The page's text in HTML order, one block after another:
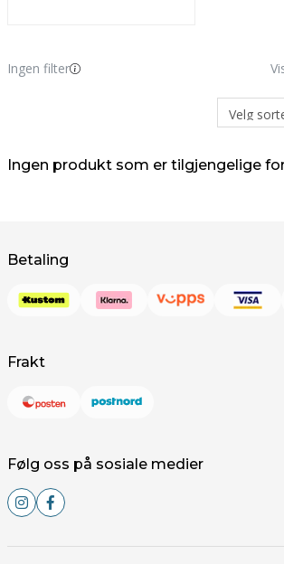
Ingen filter
Ingen produkt som er tilgjengelige
Betaling
Frakt
Følg oss på sosiale medier